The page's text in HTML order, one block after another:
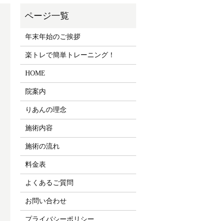
年末年始のご挨拶
楽トレで簡単トレーニング！
HOME
院案内
りあんの理念
施術内容
施術の流れ
料金表
よくあるご質問
お問い合わせ
プライバシーポリシー